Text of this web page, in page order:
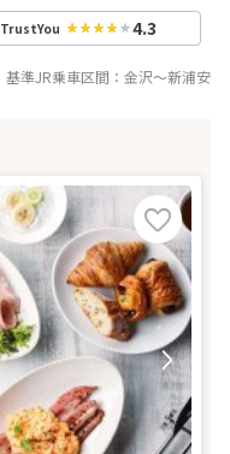
TrustYou 4.3
基準JR乗車区間： 金沢～新浦安